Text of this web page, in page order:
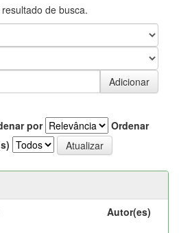
de busca.
por
Ordenar
Autor(es)